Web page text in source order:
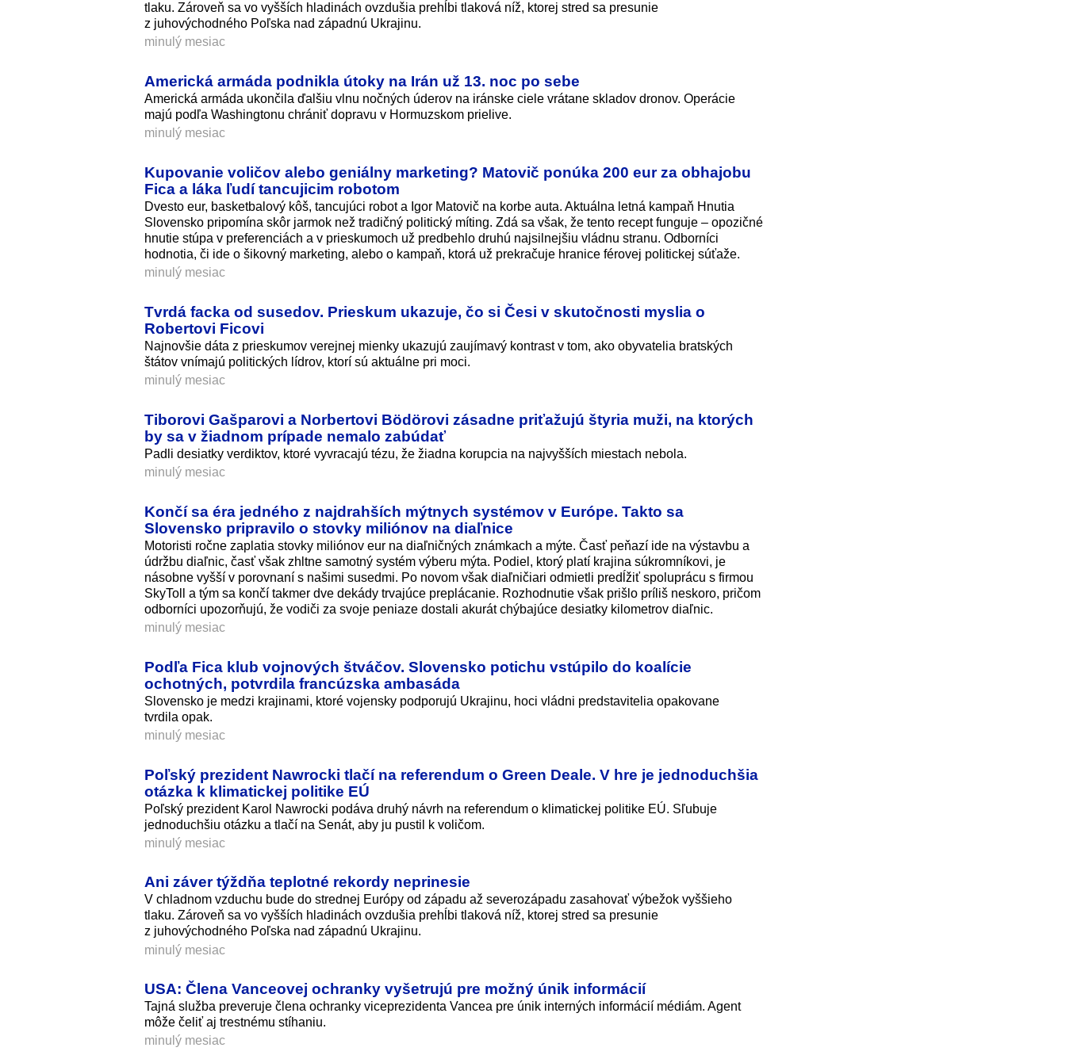
tlaku. Zároveň sa vo vyšších hladinách ovzdušia prehĺbi tlaková níž, ktorej stred sa presunie
z juhovýchodného Poľska nad západnú Ukrajinu.
minulý mesiac
Americká armáda podnikla útoky na Irán už 13. noc po sebe
Americká armáda ukončila ďalšiu vlnu nočných úderov na iránske ciele vrátane skladov dronov. Operácie
majú podľa Washingtonu chrániť dopravu v Hormuzskom prielive.
minulý mesiac
Kupovanie voličov alebo geniálny marketing? Matovič ponúka 200 eur za obhajobu
Fica a láka ľudí tancujicim robotom
Dvesto eur, basketbalový kôš, tancujúci robot a Igor Matovič na korbe auta. Aktuálna letná kampaň Hnutia
Slovensko pripomína skôr jarmok než tradičný politický míting. Zdá sa však, že tento recept funguje – opozičné
hnutie stúpa v preferenciách a v prieskumoch už predbehlo druhú najsilnejšiu vládnu stranu. Odborníci
hodnotia, či ide o šikovný marketing, alebo o kampaň, ktorá už prekračuje hranice férovej politickej súťaže.
minulý mesiac
Tvrdá facka od susedov. Prieskum ukazuje, čo si Česi v skutočnosti myslia o
Robertovi Ficovi
Najnovšie dáta z prieskumov verejnej mienky ukazujú zaujímavý kontrast v tom, ako obyvatelia bratských
štátov vnímajú politických lídrov, ktorí sú aktuálne pri moci.
minulý mesiac
Tiborovi Gašparovi a Norbertovi Bödörovi zásadne priťažujú štyria muži, na ktorých
by sa v žiadnom prípade nemalo zabúdať
Padli desiatky verdiktov, ktoré vyvracajú tézu, že žiadna korupcia na najvyšších miestach nebola.
minulý mesiac
Končí sa éra jedného z najdrahších mýtnych systémov v Európe. Takto sa
Slovensko pripravilo o stovky miliónov na diaľnice
Motoristi ročne zaplatia stovky miliónov eur na diaľničných známkach a mýte. Časť peňazí ide na výstavbu a
údržbu diaľnic, časť však zhltne samotný systém výberu mýta. Podiel, ktorý platí krajina súkromníkovi, je
násobne vyšší v porovnaní s našimi susedmi. Po novom však diaľničiari odmietli predĺžiť spoluprácu s firmou
SkyToll a tým sa končí takmer dve dekády trvajúce preplácanie. Rozhodnutie však prišlo príliš neskoro, pričom
odborníci upozorňujú, že vodiči za svoje peniaze dostali akurát chýbajúce desiatky kilometrov diaľnic.
minulý mesiac
Podľa Fica klub vojnových štváčov. Slovensko potichu vstúpilo do koalície
ochotných, potvrdila francúzska ambasáda
Slovensko je medzi krajinami, ktoré vojensky podporujú Ukrajinu, hoci vládni predstavitelia opakovane
tvrdila opak.
minulý mesiac
Poľský prezident Nawrocki tlačí na referendum o Green Deale. V hre je jednoduchšia
otázka k klimatickej politike EÚ
Poľský prezident Karol Nawrocki podáva druhý návrh na referendum o klimatickej politike EÚ. Sľubuje
jednoduchšiu otázku a tlačí na Senát, aby ju pustil k voličom.
minulý mesiac
Ani záver týždňa teplotné rekordy neprinesie
V chladnom vzduchu bude do strednej Európy od západu až severozápadu zasahovať výbežok vyššieho
tlaku. Zároveň sa vo vyšších hladinách ovzdušia prehĺbi tlaková níž, ktorej stred sa presunie
z juhovýchodného Poľska nad západnú Ukrajinu.
minulý mesiac
USA: Člena Vanceovej ochranky vyšetrujú pre možný únik informácií
Tajná služba preveruje člena ochranky viceprezidenta Vancea pre únik interných informácií médiám. Agent
môže čeliť aj trestnému stíhaniu.
minulý mesiac